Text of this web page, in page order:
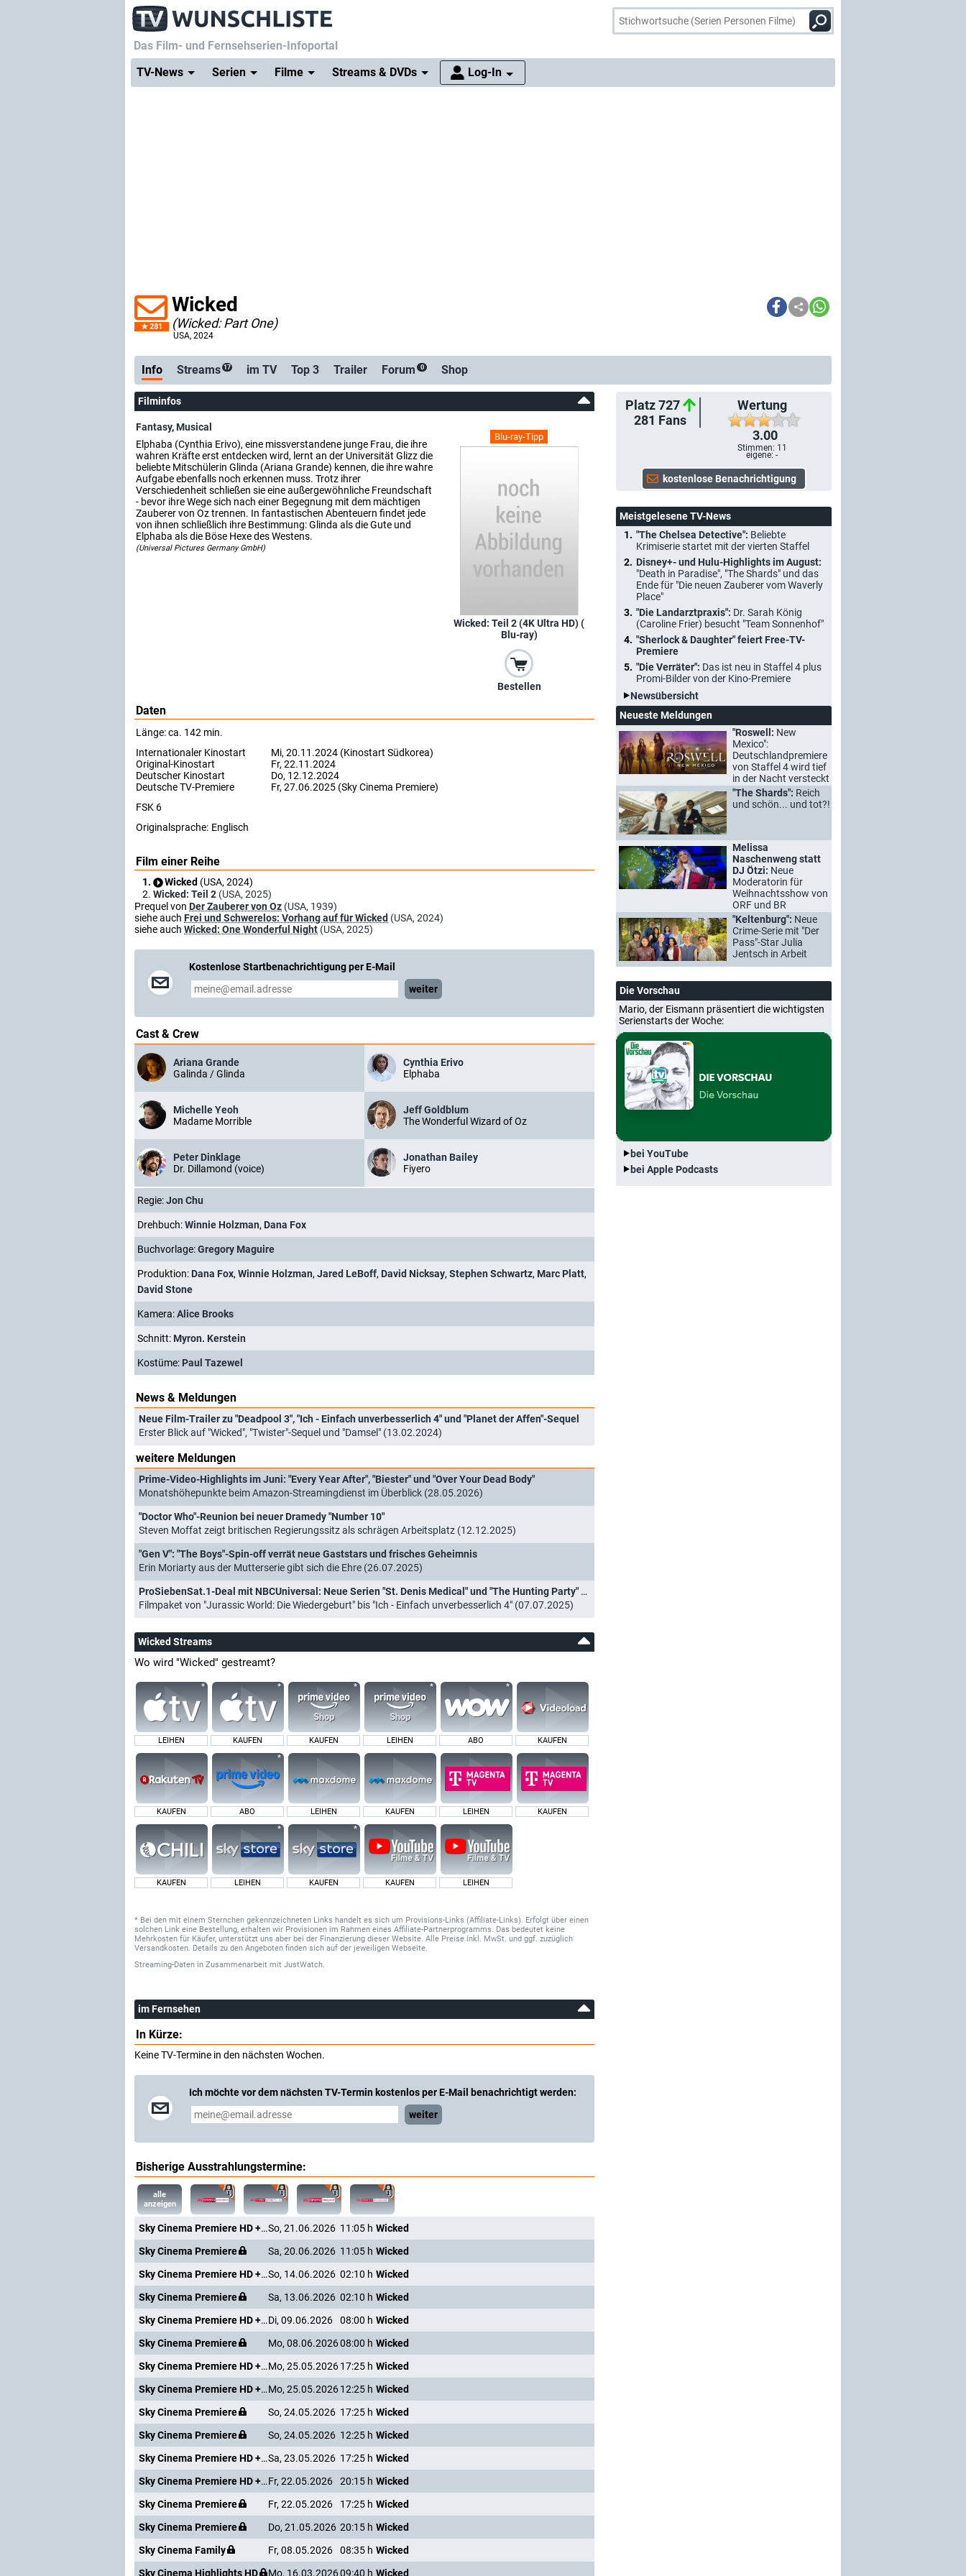
Das Film- und Fernsehserien-Infoportal
TV-News
Serien Filme Streams & DVDs Log-In
281
Wicked
(Wicked: Part One)
USA, 2024
Info Streams 17 im TV Top 3 Trailer Forum 0 Shop
Platz 727
281 Fans
Wertung
3.00
Stimmen: 11
eigene: -
Filminfos
Blu-ray-Tipp
Wicked: Teil 2 (4K Ultra HD) (
Blu-ray)
Bestellen
Fantasy,Musical
Elphaba (Cynthia Erivo), eine missverstandene junge Frau, die ihre
wahren Kräfte erst entdecken wird, lernt an der Universität Glizz die
beliebte Mitschülerin Glinda (Ariana Grande) kennen, die ihre wahre
Aufgabe ebenfalls noch erkennen muss. Trotz ihrer
Verschiedenheit schließen sie eine außergewöhnliche Freundschaft
- bevor ihre Wege sich nach einer Begegnung mit dem mächtigen
Zauberer von Oz trennen. In fantastischen Abenteuern findet jede
von ihnen schließlich ihre Bestimmung: Glinda als die Gute und
Elphaba als die Böse Hexe des Westens.
(Universal Pictures Germany GmbH)
Daten
Länge: ca. 142 min.
Internationaler Kinostart
Mi, 20.11.2024 (Kinostart Südkorea)
Original-Kinostart
Fr, 22.11.2024
Deutscher Kinostart
Do, 12.12.2024
Deutsche TV-Premiere
Fr, 27.06.2025 (Sky Cinema Premiere)
FSK 6
Originalsprache: Englisch
Film einer Reihe
Wicked (USA, 2024)
Wicked: Teil 2 (USA, 2025)
Prequel von Der Zauberer von Oz (USA, 1939)
siehe auch Frei und Schwerelos: Vorhang auf für Wicked (USA, 2024)
siehe auch Wicked: One Wonderful Night (USA, 2025)
Kostenlose Startbenachrichtigung per E-Mail
weiter
Cast & Crew
Ariana Grande
Galinda / Glinda
Cynthia Erivo
Elphaba
Michelle Yeoh
Madame Morrible
Jeff Goldblum
The Wonderful Wizard of Oz
Peter Dinklage
Dr. Dillamond (voice)
Jonathan Bailey
Fiyero
Regie:Jon Chu
Drehbuch:Winnie Holzman, Dana Fox
Buchvorlage:Gregory Maguire
Produktion: Dana Fox, Winnie Holzman, Jared LeBoff, David Nicksay, Stephen Schwartz, Marc Platt,
David Stone
Kamera:Alice Brooks
Schnitt: Myron. Kerstein
Kostüme: Paul Tazewel
News & Meldungen
Neue Film-Trailer zu "Deadpool 3", "Ich - Einfach unverbesserlich 4" und "Planet der Affen"-Sequel
Erster Blick auf "Wicked", "Twister"-Sequel und "Damsel" (13.02.2024)
weitere Meldungen
Prime-Video-Highlights im Juni: "Every Year After", "Biester" und "Over Your Dead Body"
Monatshöhepunkte beim Amazon-Streamingdienst im Überblick (28.05.2026)
"Doctor Who"-Reunion bei neuer Dramedy "Number 10"
Steven Moffat zeigt britischen Regierungssitz als schrägen Arbeitsplatz (12.12.2025)
"Gen V": "The Boys"-Spin-off verrät neue Gaststars und frisches Geheimnis
Erin Moriarty aus der Mutterserie gibt sich die Ehre (26.07.2025)
ProSiebenSat.1-Deal mit NBCUniversal: Neue Serien "St. Denis Medical" und "The Hunting Party" plus Kino-Blockbuster gesichert
Filmpaket von "Jurassic World: Die Wiedergeburt" bis "Ich - Einfach unverbesserlich 4" (07.07.2025)
Wicked Streams
Wo wird "Wicked" gestreamt?
LEIHEN KAUFEN KAUFEN LEIHEN ABO KAUFEN
KAUFEN ABO LEIHEN KAUFEN LEIHEN KAUFEN
KAUFEN LEIHEN KAUFEN KAUFEN LEIHEN
* Bei den mit einem Sternchen gekennzeichneten Links handelt es sich um Provisions-Links (Affiliate-Links). Erfolgt über einen
solchen Link eine Bestellung, erhalten wir Provisionen im Rahmen eines Affiliate-Partnerprogramms. Das bedeutet keine
Mehrkosten für Käufer, unterstützt uns aber bei der Finanzierung dieser Website. Alle Preise inkl. MwSt. und ggf. zuzüglich
Versandkosten. Details zu den Angeboten finden sich auf der jeweiligen Webseite.
Streaming-Daten in Zusammenarbeit mit JustWatch.
im Fernsehen
In Kürze:
Keine TV-Termine in den nächsten Wochen.
Ich möchte vor dem nächsten TV-Termin kostenlos per E-Mail benachrichtigt werden:
weiter
Bisherige Ausstrahlungstermine:
alle
anzeigen
Sky Cinema Premiere HD +24So, 21.06.2026 11:05 h Wicked
Sky Cinema Premiere
Sa, 20.06.2026 11:05 h Wicked
Sky Cinema Premiere HD +24So, 14.06.2026 02:10 h Wicked
Sky Cinema Premiere
Sa, 13.06.2026 02:10 h Wicked
Sky Cinema Premiere HD +24Di, 09.06.2026 08:00 h Wicked
Sky Cinema Premiere
Mo, 08.06.202608:00 h Wicked
Sky Cinema Premiere HD +24Mo, 25.05.202617:25 h Wicked
Sky Cinema Premiere HD +24Mo, 25.05.202612:25 h Wicked
Sky Cinema Premiere
So, 24.05.2026 17:25 h Wicked
Sky Cinema Premiere
So, 24.05.2026 12:25 h Wicked
Sky Cinema Premiere HD +24Sa, 23.05.2026 17:25 h Wicked
Sky Cinema Premiere HD +24Fr, 22.05.2026 20:15 h Wicked
Sky Cinema Premiere
Fr, 22.05.2026 17:25 h Wicked
Sky Cinema Premiere
Do, 21.05.2026 20:15 h Wicked
Sky Cinema Family
Fr, 08.05.2026 08:35 h Wicked
Sky Cinema Highlights HD
Mo, 16.03.202609:40 h Wicked
Meistgelesene TV-News
"The Chelsea Detective": Beliebte
Krimiserie startet mit der vierten Staffel
Disney+- und Hulu-Highlights im August:
"Death in Paradise", "The Shards" und das
Ende für "Die neuen Zauberer vom Waverly
Place"
"Die Landarztpraxis": Dr. Sarah König
(Caroline Frier) besucht "Team Sonnenhof"
"Sherlock & Daughter" feiert Free-TV-
Premiere
"Die Verräter": Das ist neu in Staffel 4 plus
Promi-Bilder von der Kino-Premiere
Newsübersicht
Neueste Meldungen
"Roswell: New
Mexico":
Deutschlandpremiere
von Staffel 4 wird tief
in der Nacht versteckt
"The Shards": Reich
und schön... und tot?!
Melissa
Naschenweng statt
DJ Ötzi: Neue
Moderatorin für
Weihnachtsshow von
ORF und BR
"Keltenburg": Neue
Crime-Serie mit "Der
Pass"-Star Julia
Jentsch in Arbeit
Die Vorschau
Mario, der Eismann präsentiert die wichtigsten
Serienstarts der Woche:
bei YouTube
bei Apple Podcasts